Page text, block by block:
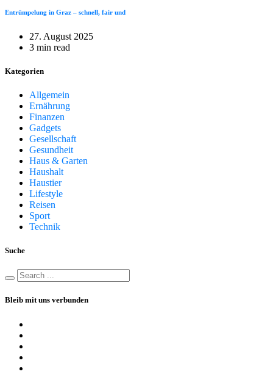
Entrümpelung in Graz – schnell, fair und
27. August 2025
3 min read
Kategorien
Allgemein
Ernährung
Finanzen
Gadgets
Gesellschaft
Gesundheit
Haus & Garten
Haushalt
Haustier
Lifestyle
Reisen
Sport
Technik
Suche
Bleib mit uns verbunden